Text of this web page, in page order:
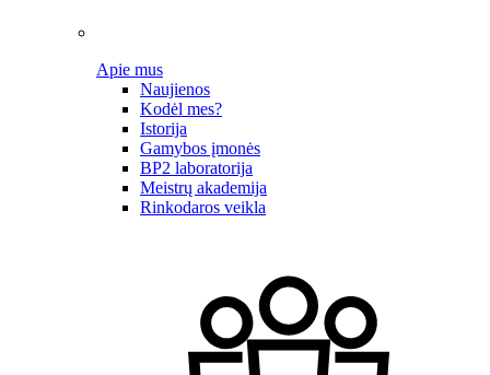
Apie mus
Naujienos
Kodėl mes?
Istorija
Gamybos įmonės
BP2 laboratorija
Meistrų akademija
Rinkodaros veikla